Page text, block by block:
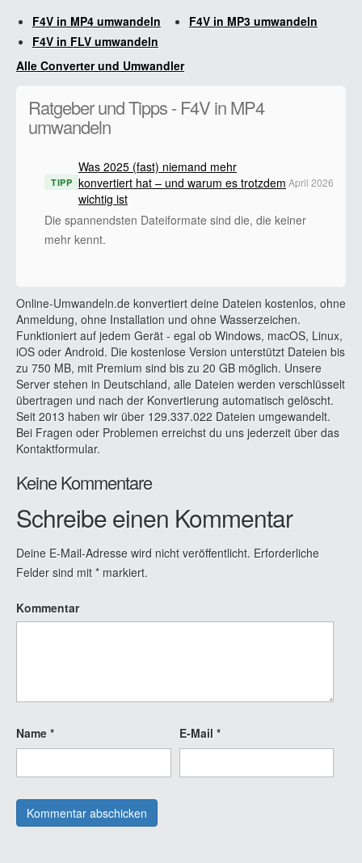
F4V in MP4 umwandeln
F4V in MP3 umwandeln
F4V in FLV umwandeln
Alle Converter und Umwandler
Ratgeber und Tipps - F4V in MP4
umwandeln
TIPP
Was 2025 (fast) niemand mehr
konvertiert hat – und warum es trotzdem
wichtig ist
April 2026
Die spannendsten Dateiformate sind die, die keiner
mehr kennt.
Online-Umwandeln.de konvertiert deine Dateien kostenlos, ohne
Anmeldung, ohne Installation und ohne Wasserzeichen.
Funktioniert auf jedem Gerät - egal ob Windows, macOS, Linux,
iOS oder Android. Die kostenlose Version unterstützt Dateien bis
zu 750 MB, mit Premium sind bis zu 20 GB möglich. Unsere
Server stehen in Deutschland, alle Dateien werden verschlüsselt
übertragen und nach der Konvertierung automatisch gelöscht.
Seit 2013 haben wir über 129.337.022 Dateien umgewandelt.
Bei Fragen oder Problemen erreichst du uns jederzeit über das
Kontaktformular.
Keine Kommentare
Schreibe einen Kommentar
Deine E-Mail-Adresse wird nicht veröffentlicht. Erforderliche
Felder sind mit * markiert.
Kommentar
Name * E-Mail *